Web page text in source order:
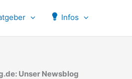
Infos
Unser Newsblog